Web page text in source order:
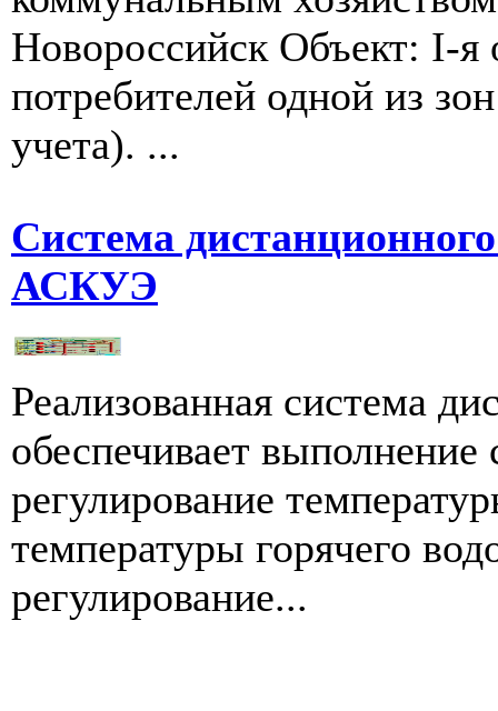
Новороссийск Объект: I-
потребителей одной из
учета). ...
Система
АСКУЭ
Реализованная система
обеспечивает
регулирование
температуры горячего
регулирование...